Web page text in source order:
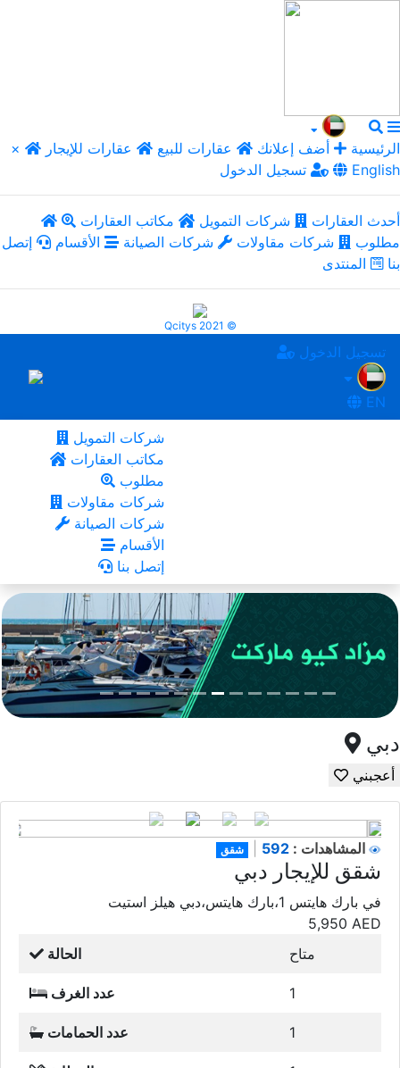
× الرئيسية أضف إعلانك عقارات للبيع
عقارات للإيجار
تسجيل الدخول
English
أحدث العقارات شركات التمويل
مكاتب العقارات
مطلوب
شركات مقاولات شركات الصيانة الأقسام
إتصل
بنا
المنتدى
Qcitys 2021 ©
تسجيل الدخول
EN
شركات التمويل
مكاتب العقارات
مطلوب
شركات مقاولات
شركات الصيانة
الأقسام
إتصل بنا